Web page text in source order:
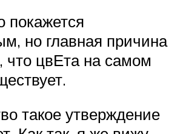
покажется
но главная причина
что цвЕта на самом
такое утверждение